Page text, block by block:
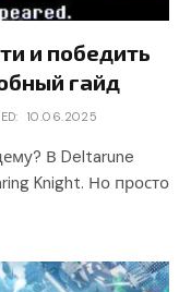
и победить
гайд
10.06.2025
В Deltarune
Knight. Но просто